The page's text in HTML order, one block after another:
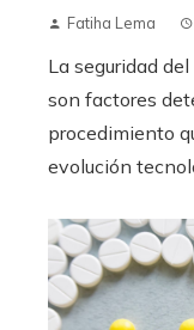
Fatiha Lema
La seguridad
son factores
procedimiento
evolución